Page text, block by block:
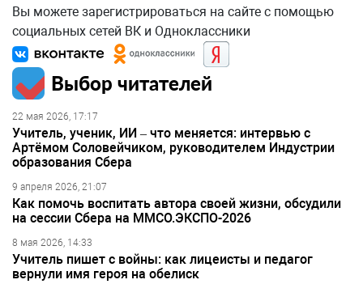
Вы можете зарегистрироваться на сайте с помощью
социальных сетей ВК и Одноклассники
Выбор читателей
22 мая 2026, 17:17
Учитель, ученик, ИИ – что меняется: интервью с
Артёмом Соловейчиком, руководителем Индустрии
образования Сбера
9 апреля 2026, 21:07
Как помочь воспитать автора своей жизни, обсудили
на сессии Сбера на ММСО.ЭКСПО-2026
8 мая 2026, 14:33
Учитель пишет с войны: как лицеисты и педагог
вернули имя героя на обелиск